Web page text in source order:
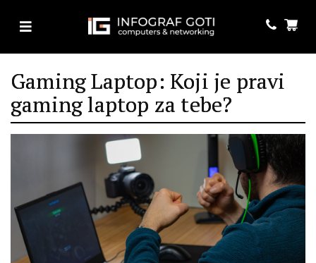
Gaming Laptop: Koji je pravi
gaming laptop za tebe?